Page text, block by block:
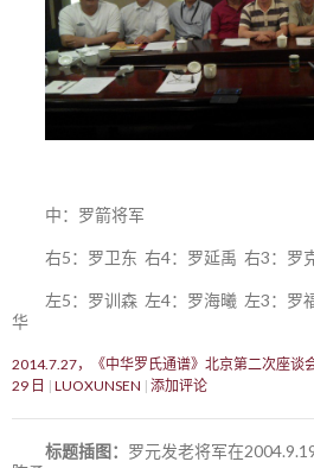
中：罗箭将军
右5：罗卫东 右4：罗延禹 右3：罗
左5：罗训森 左4：罗海曦 左3：罗
华
2014.7.27，《中华罗氏通谱》北京第二次座谈
29 日
LUOXUNSEN 添加评论
标题插图： 罗元发老将军在